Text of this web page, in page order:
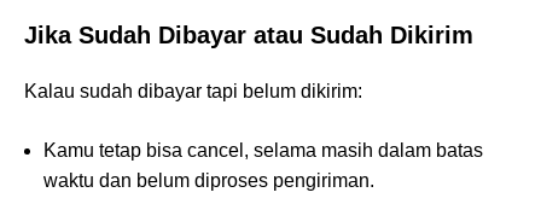
Jika Sudah Dibayar atau Sudah Dikirim
Kalau sudah dibayar tapi belum dikirim:
Kamu tetap bisa cancel, selama masih dalam batas
waktu dan belum diproses pengiriman.